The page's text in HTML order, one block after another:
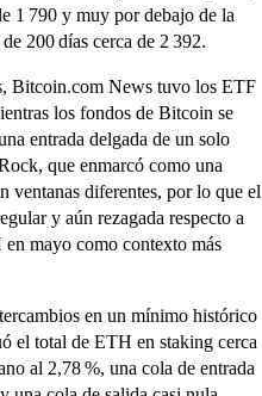
1 790 y muy por debajo de la
200 días cerca de 2 392.
Bitcoin.com News tuvo los ETF
los fondos de Bitcoin se
entrada delgada de un solo
que enmarcó como una
ventanas diferentes, por lo que el
y aún rezagada respecto a
mayo como contexto más
en un mínimo histórico
el total de ETH en staking cerca
al 2,78 %, una cola de entrada